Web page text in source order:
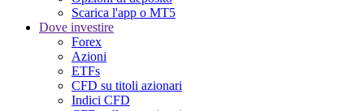
Scarica l'app o MT5
Dove investire
Forex
Azioni
ETFs
CFD su titoli azionari
Indici CFD